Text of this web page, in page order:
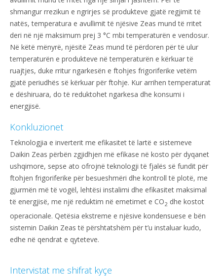
shmangur rrezikun e ngrirjes së produkteve gjatë regjimit të
natës, temperatura e avullimit të njësive Zeas mund të rritet
deri në një maksimum prej 3 °C mbi temperaturën e vendosur.
Në këtë mënyrë, njësitë Zeas mund të përdoren për të ulur
temperaturën e produkteve në temperaturën e kërkuar të
ruajtjes, duke rritur ngarkesën e ftohjes frigoriferike vetëm
gjatë periudhës së kërkuar për ftohje. Kur arrihen temperaturat
e dëshiruara, do të reduktohet ngarkesa dhe konsumi i
energjisë.
Konkluzionet
Teknologjia e inverterit me efikasitet të lartë e sistemeve
Daikin Zeas përbën zgjidhjen më efikase në kosto për dyqanet
ushqimore, sepse ato ofrojnë teknologji të fjalës së fundit për
ftohjen frigoriferike për besueshmëri dhe kontroll të plotë, me
gjurmën më të vogël, lehtësi instalimi dhe efikasitet maksimal
të energjisë, me një reduktim në emetimet e CO2 dhe kostot
operacionale. Qetësia ekstreme e njësive kondensuese e bën
sistemin Daikin Zeas të përshtatshëm për t’u instaluar kudo,
edhe në qendrat e qyteteve.
Intervistat me shifrat kyçe